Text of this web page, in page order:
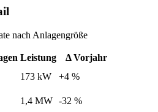
nach Anlagengröße
Leistung
Δ Vorjahr
173 kW
+4 %
1,4 MW -32 %